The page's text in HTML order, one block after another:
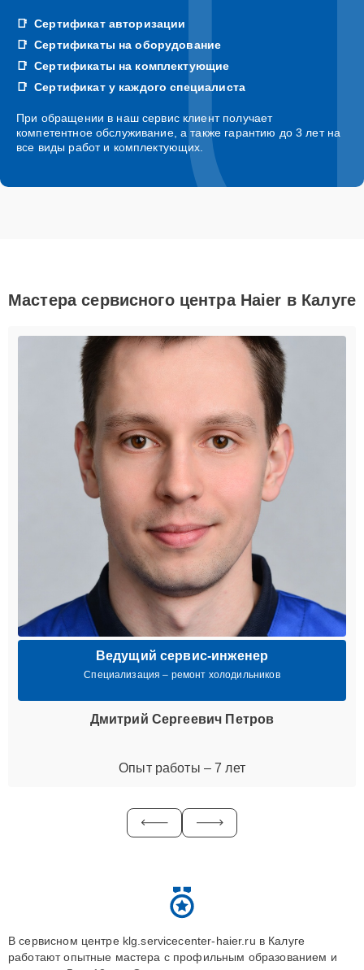
Сертификат авторизации
Сертификаты на оборудование
Сертификаты на комплектующие
Сертификат у каждого специалиста
При обращении в наш сервис клиент получает
компетентное обслуживание, а также гарантию до 3 лет на
все виды работ и комплектующих.
Мастера сервисного центра Haier в Калуге
Ведущий сервис-инженер
Специализация – ремонт холодильников
Дмитрий Сергеевич Петров
Опыт работы – 7 лет
В сервисном центре klg.servicecenter-haier.ru в Калуге
работают опытные мастера с профильным образованием и